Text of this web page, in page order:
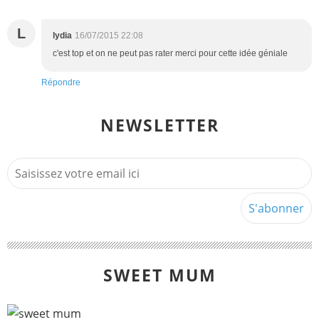
L lydia 16/07/2015 22:08
c'est top et on ne peut pas rater merci pour cette idée géniale
Répondre
NEWSLETTER
SWEET MUM